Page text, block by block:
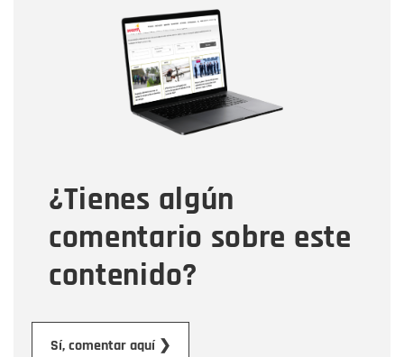
¿Tienes algún
comentario sobre este
contenido?
Sí, comentar aquí ❯
Correo electrónico
Tipo de comentario
Mensaje